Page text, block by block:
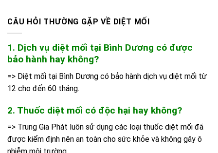
CÂU HỎI THƯỜNG GẶP VỀ DIỆT MỐI
1. Dịch vụ diệt mối tại Bình Dương có được
bảo hành hay không?
=> Diệt mối tại Bình Dương có bảo hành dịch vụ diệt mối từ
12 cho đến 60 tháng.
2. Thuốc diệt mối có độc hại hay không?
=> Trung Gia Phát luôn sử dụng các loại thuốc diệt mối đã
được kiểm định nên an toàn cho sức khỏe và không gây ô